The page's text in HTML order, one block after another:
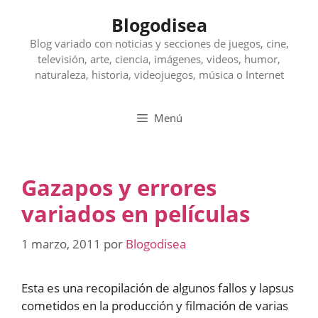
contenido
Blogodisea
Blog variado con noticias y secciones de juegos, cine,
televisión, arte, ciencia, imágenes, videos, humor,
naturaleza, historia, videojuegos, música o Internet
Menú
Gazapos y errores
variados en películas
1 marzo, 2011 por Blogodisea
Esta es una recopilación de algunos fallos y lapsus
cometidos en la producción y filmación de varias